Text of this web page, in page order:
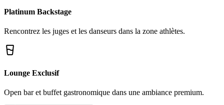
Platinum Backstage
Rencontrez les juges et les danseurs dans la zone athlètes.
Lounge Exclusif
Open bar et buffet gastronomique dans une ambiance premium.